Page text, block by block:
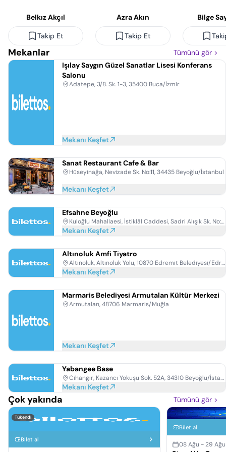
Belkız Akçıl
Takip Et
Azra Akın
Takip Et
Bilge
Mekanlar Tümünü gör >
Işılay Saygın Güzel Sanatlar Lisesi Konferans
Salonu
Adatepe, 3/8. Sk. 1-3, 35400 Buca/İzmir
Mekanı Keşfet
Sanat Restaurant Cafe & Bar
Hüseyinağa, Nevizade Sk. No:11, 34435 Beyoğlu/İstanbul
Mekanı Keşfet
Efsahne Beyoğlu
Kuloğlu Mahallaesi, İstiklâl Caddesi, Sadri Alışık Sk. No:24 Kat:3, 34433 Beyoğlu/İstanbul
Mekanı Keşfet
Altınoluk Amfi Tiyatro
Altınoluk, Altınoluk Yolu, 10870 Edremit Belediyesi/Edremit/Balıkesir
Mekanı Keşfet
Marmaris Belediyesi Armutalan Kültür Merkezi
Armutalan, 48706 Marmaris/Muğla
Mekanı Keşfet
Yabangee Base
Cihangir, Kazancı Yokuşu Sok. 52A, 34310 Beyoğlu/İstanbul
Mekanı Keşfet
Çok yakında Tümünü gör >
Tükendi
Bilet al
Bilet al
08 Ağu - 29